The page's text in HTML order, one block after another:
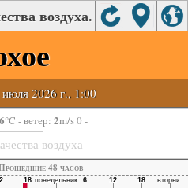
воздуха.
2026 г., 1:00
6°C - ветер: 2m/s 0 -
воздуха
48 часов